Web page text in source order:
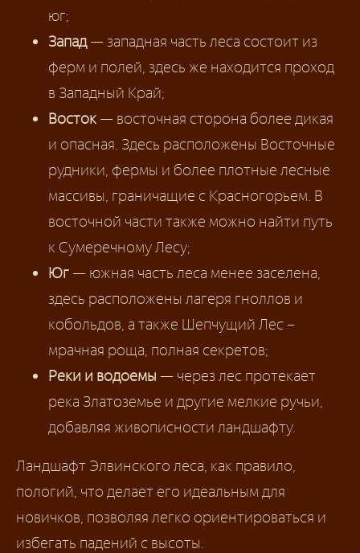
юг;
Запад— западная часть леса состоит из
ферм и полей, здесь же находится проход
в Западный Край;
Восток — восточная сторона более дикая
и опасная. Здесь расположены Восточные
рудники, фермы и более плотные лесные
массивы, граничащие с Красногорьем. В
восточной части также можно найти путь
к Сумеречному Лесу;
Юг — южная часть леса менее заселена,
здесь расположены лагеря гноллов и
кобольдов, а также Шепчущий Лес –
мрачная роща, полная секретов;
Реки и водоемы — через лес протекает
река Златоземье и другие мелкие ручьи,
добавляя живописности ландшафту.
Ландшафт Элвинского леса, как правило,
пологий, что делает его идеальным для
новичков, позволяя легко ориентироваться и
избегать падений с высоты.